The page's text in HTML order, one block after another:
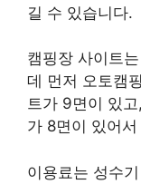
길 수 있습니다.
캠핑장 사이트
데 먼저 오토캠
트가 9면이 있
가 8면이 있어
이용료는 성수